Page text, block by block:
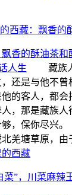
香的酥油茶和
人生
藏族人
还是与他不
的客人，都
，那是藏族
够，保你尽
塘草原，由
西藏